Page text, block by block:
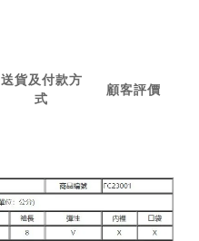
送貨及付款方
式
顧客評價